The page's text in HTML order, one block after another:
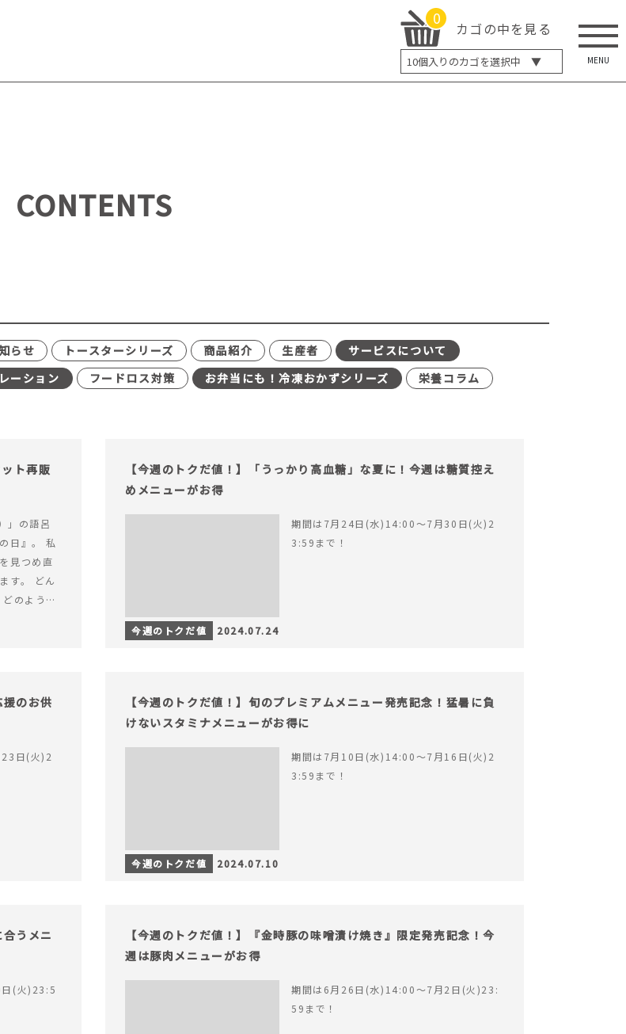
0
カゴの中を見る
10個入りのカゴを選択中 ▼
5個入り
MENU
CONTENTS
らせ トースターシリーズ 商品紹介 生産者
サービスについて
ーション フードロス対策 お弁当にも！冷凍おかずシリーズ
栄養コラム
ト再販
」の語呂
日』。 私
見つめ直
す。 どん
のように
きを読む
から揚げ
【今週のトクだ値！】「うっかり高血糖」な夏に！今週は糖質控え
めメニューがお得
期間は7月24日(水)14:00〜7月30日(火)2
3:59まで！
今週のトクだ値 2024.07.24
のお供
日(火)2
【今週のトクだ値！】旬のプレミアムメニュー発売記念！猛暑に負
けないスタミナメニューがお得に
期間は7月10日(水)14:00〜7月16日(火)2
3:59まで！
今週のトクだ値 2024.07.10
うメニ
(火)23:5
【今週のトクだ値！】『金時豚の味噌漬け焼き』限定発売記念！今
週は豚肉メニューがお得
期間は6月26日(水)14:00〜7月2日(火)23:
59まで！